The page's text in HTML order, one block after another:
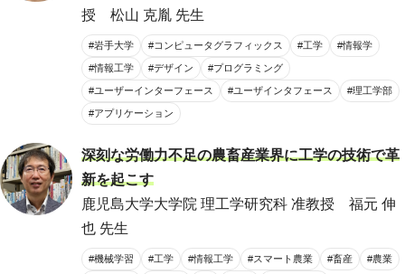
授 松山 克胤 先生
#岩手大学 #コンピュータグラフィックス #工学 #情報学
#情報工学 #デザイン #プログラミング
#ユーザーインターフェース #ユーザインタフェース #理工学部
#アプリケーション
深刻な労働力不足の農畜産業界に工学の技術で革
新を起こす
鹿児島大学大学院 理工学研究科 准教授 福元 伸
也 先生
#機械学習 #工学 #情報工学 #スマート農業 #畜産 #農業